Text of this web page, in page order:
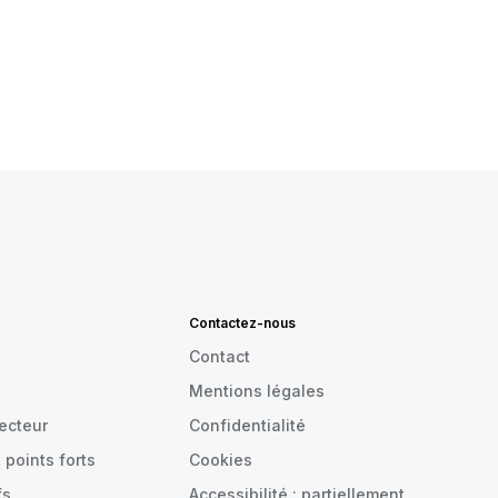
points forts
Contactez-nous
Contact
Mentions légales
Confidentialité
Cookies
Accessibilité : partiellement